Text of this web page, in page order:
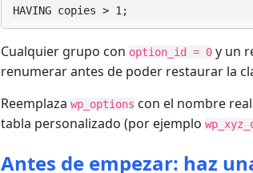
HAVING copies > 1;
Cualquier grupo con option_id = 0 y un
renumerar antes de poder restaurar la
Reemplazawp_options con el nombre
tabla personalizado (por ejemplo
Antes de empezar: haz